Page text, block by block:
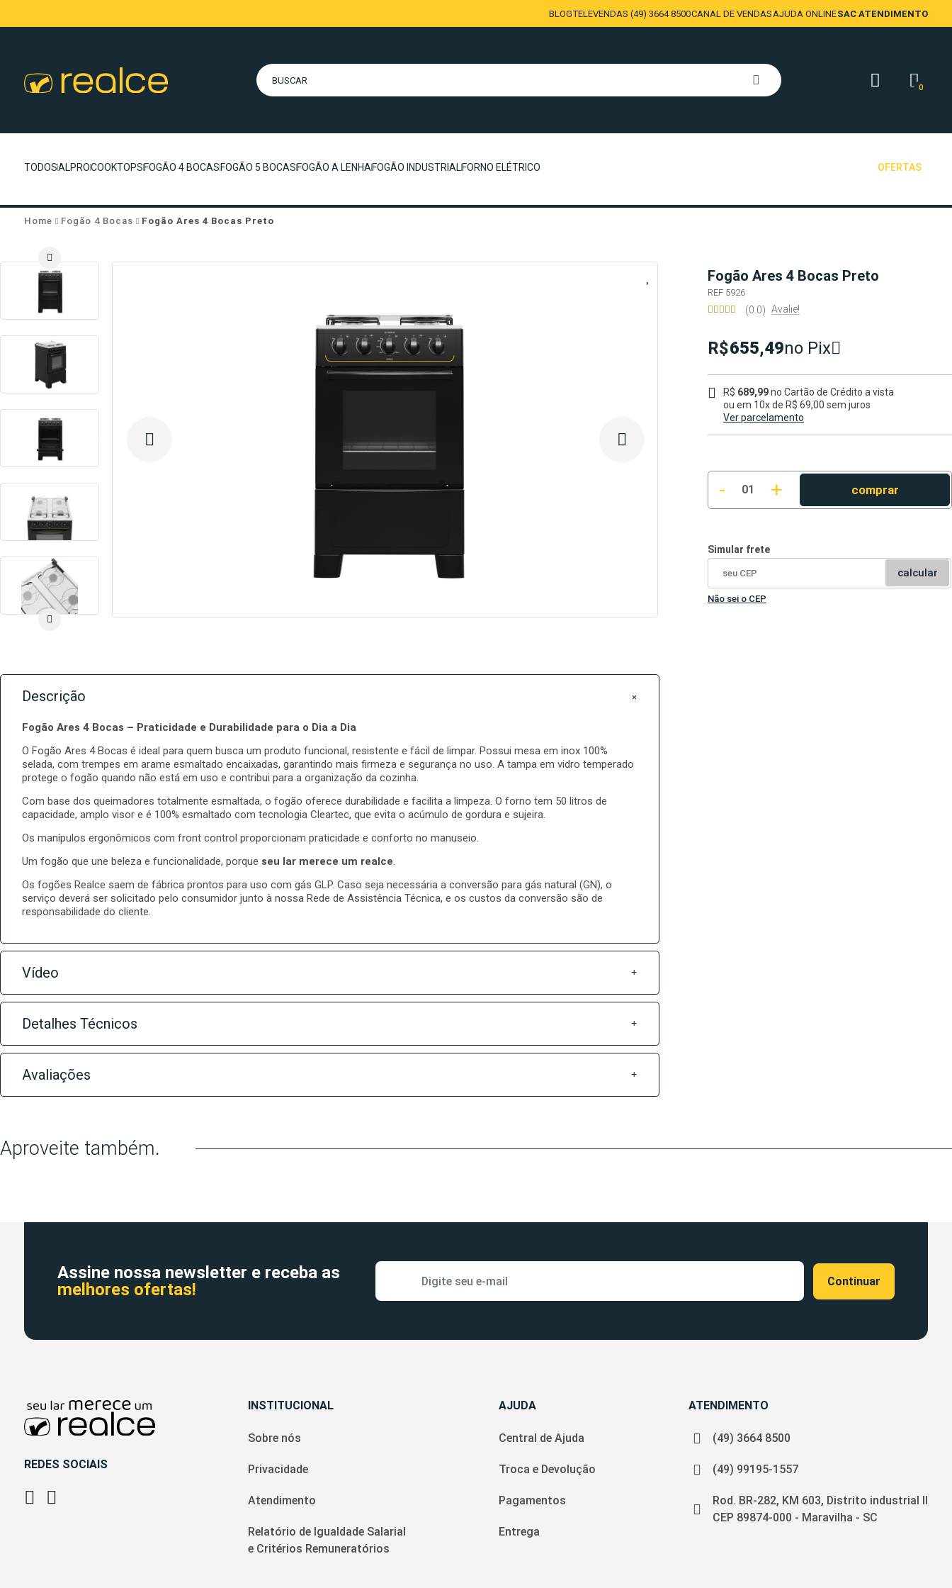
BLOGTELEVENDAS (49) 3664 8500CANAL DE VENDASAJUDA ONLINESAC ATENDIMENTO
0
TODOSALPROCOOKTOPSFOGÃO 4 BOCASFOGÃO 5 BOCASFOGÃO A LENHAFOGÃO INDUSTRIALFORNO ELÉTRICO OFERTAS
Home Fogão 4 Bocas Fogão Ares 4 Bocas Preto
Fogão Ares 4 Bocas Preto
REF 5926
(0.0) Avalie!
R$655,49no Pix
R$ 689,99no Cartão de Crédito a vista
ou em 10x de R$ 69,00 sem juros
Ver parcelamento
1x
R$ 689,99
3x
R$ 230,00
R$ 172,50
8x
R$ 86,25
9x
R$ 69,00
- 01 + comprar
Simular frete
calcular
Não sei o CEP
Descrição
Fogão Ares 4 Bocas – Praticidade e Durabilidade para o Dia a Dia
O Fogão Ares 4 Bocas é ideal para quem busca um produto funcional, resistente e fácil de limpar. Possui mesa em inox 100%
selada, com trempes em arame esmaltado encaixadas, garantindo mais firmeza e segurança no uso. A tampa em vidro temperado
protege o fogão quando não está em uso e contribui para a organização da cozinha.
Com base dos queimadores totalmente esmaltada, o fogão oferece durabilidade e facilita a limpeza. O forno tem 50 litros de
capacidade, amplo visor e é 100% esmaltado com tecnologia Cleartec, que evita o acúmulo de gordura e sujeira.
Os manípulos ergonômicos com front control proporcionam praticidade e conforto no manuseio.
Um fogão que une beleza e funcionalidade, porque seu lar merece um realce.
Os fogões Realce saem de fábrica prontos para uso com gás GLP. Caso seja necessária a conversão para gás natural (GN), o
serviço deverá ser solicitado pelo consumidor junto à nossa Rede de Assistência Técnica, e os custos da conversão são de
responsabilidade do cliente.
Vídeo
Detalhes Técnicos
Avaliações
Aproveite também.
Assine nossa newsletter e receba as
melhores ofertas!
REDES SOCIAIS
INSTITUCIONAL
Sobre nós
Privacidade
Atendimento
Relatório de Igualdade Salarial
e Critérios Remuneratórios
AJUDA
Central de Ajuda
Troca e Devolução
Pagamentos
Entrega
ATENDIMENTO
(49) 3664 8500
(49) 99195-1557
Rod. BR-282, KM 603, Distrito industrial II
CEP 89874-000 - Maravilha - SC